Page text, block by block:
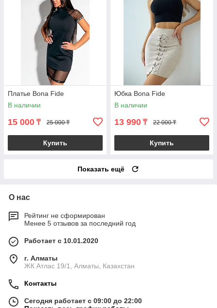
Платье Bona Fide
В наличии
15 000 ₸ 25 000 ₸
Купить
Юбка Bona Fide
В наличии
13 990 ₸ 22 000 ₸
Купить
Показать ещё
О нас
Рейтинг не сформирован
Менее 5 отзывов за последний год
Работает с 10.01.2020
г. Алматы
ЖК Атлас 19/1, Алматы, Казахстан
Контакты
Сегодня работает с 09:00 до 22:00